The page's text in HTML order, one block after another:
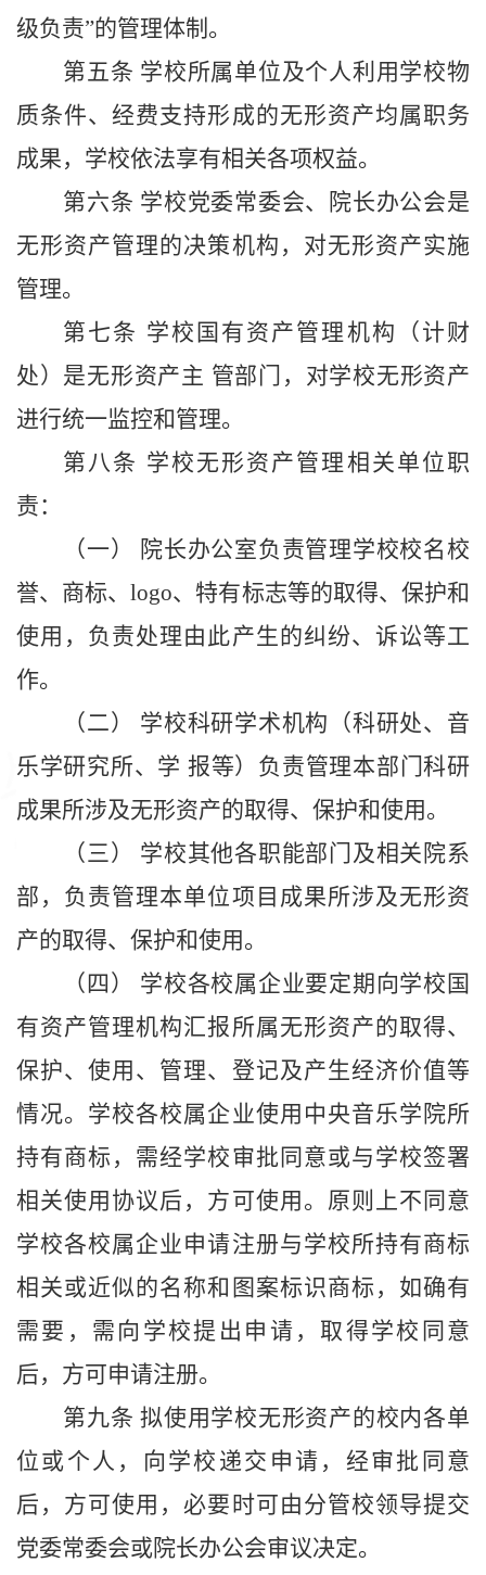
级负责”的管理体制。
第五条 学校所属单位及个人利用学校物
质条件、经费支持形成的无形资产均属职务
成果，学校依法享有相关各项权益。
第六条 学校党委常委会、院长办公会是
无形资产管理的决策机构，对无形资产实施
管理。
第七条 学校国有资产管理机构（计财
处）是无形资产主 管部门，对学校无形资产
进行统一监控和管理。
第八条 学校无形资产管理相关单位职
责：
（一） 院长办公室负责管理学校校名校
誉、商标、logo、特有标志等的取得、保护和
使用，负责处理由此产生的纠纷、诉讼等工
作。
（二） 学校科研学术机构（科研处、音
乐学研究所、学 报等）负责管理本部门科研
成果所涉及无形资产的取得、保护和使用。
（三） 学校其他各职能部门及相关院系
部，负责管理本单位项目成果所涉及无形资
产的取得、保护和使用。
（四） 学校各校属企业要定期向学校国
有资产管理机构汇报所属无形资产的取得、
保护、使用、管理、登记及产生经济价值等
情况。学校各校属企业使用中央音乐学院所
持有商标，需经学校审批同意或与学校签署
相关使用协议后，方可使用。原则上不同意
学校各校属企业申请注册与学校所持有商标
相关或近似的名称和图案标识商标，如确有
需要，需向学校提出申请，取得学校同意
后，方可申请注册。
第九条 拟使用学校无形资产的校内各单
位或个人，向学校递交申请，经审批同意
后，方可使用，必要时可由分管校领导提交
党委常委会或院长办公会审议决定。